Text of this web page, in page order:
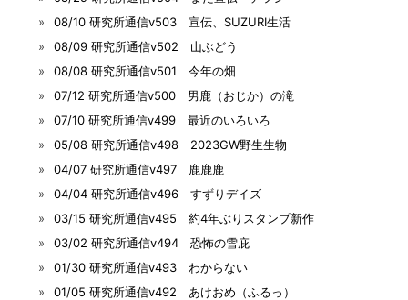
08/10 研究所通信v503 宣伝、SUZURI生活
08/09 研究所通信v502 山ぶどう
08/08 研究所通信v501 今年の畑
07/12 研究所通信v500 男鹿（おじか）の滝
07/10 研究所通信v499 最近のいろいろ
05/08 研究所通信v498 2023GW野生生物
04/07 研究所通信v497 鹿鹿鹿
04/04 研究所通信v496 すずりデイズ
03/15 研究所通信v495 約4年ぶりスタンプ新作
03/02 研究所通信v494 恐怖の雪庇
01/30 研究所通信v493 わからない
01/05 研究所通信v492 あけおめ（ふるっ）